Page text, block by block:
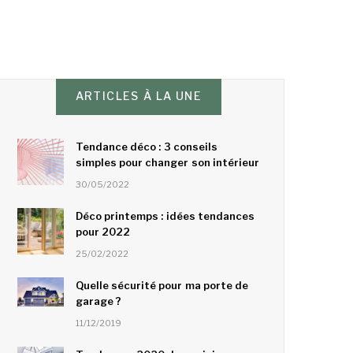
ARTICLES À LA UNE
Tendance déco : 3 conseils
simples pour changer son intérieur
30/05/2022
Déco printemps : idées tendances
pour 2022
25/02/2022
Quelle sécurité pour ma porte de
garage ?
11/12/2019